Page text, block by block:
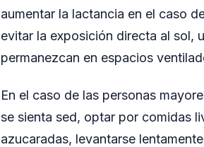
aumentar la lactancia en el caso
evitar la exposición directa al sol,
permanezcan en espacios
En el caso de las personas
se sienta sed, optar por comidas
azucaradas, levantarse